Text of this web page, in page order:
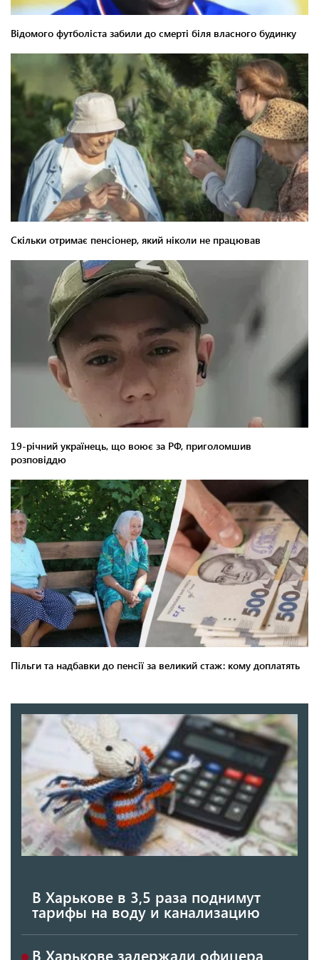
В Харькове в 3,5 раза поднимут
тарифы на воду и канализацию
В Харькове задержали офицера